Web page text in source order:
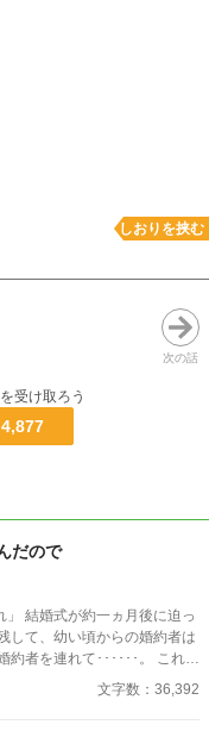
しおりを挟む
次の話
受け取ろう
4,877
だので
」 結婚式が約一ヵ月後に迫っ
して、幼い頃からの婚約者は
を連れて･･････。 これ
婚姻を結ばざるを得なかっ
物語。 ※感想欄はネ
文字数：36,392